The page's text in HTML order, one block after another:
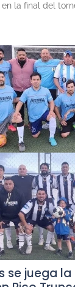
la final del
se juega